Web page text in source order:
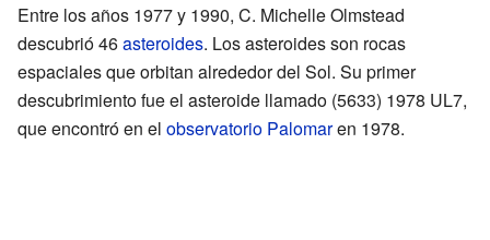
Entre los años 1977 y 1990, C. Michelle Olmstead
descubrió 46asteroides. Los asteroides son rocas
espaciales que orbitan alrededor del Sol. Su primer
descubrimiento fue el asteroide llamado (5633) 1978 UL7,
que encontró en el observatorio Palomaren 1978.